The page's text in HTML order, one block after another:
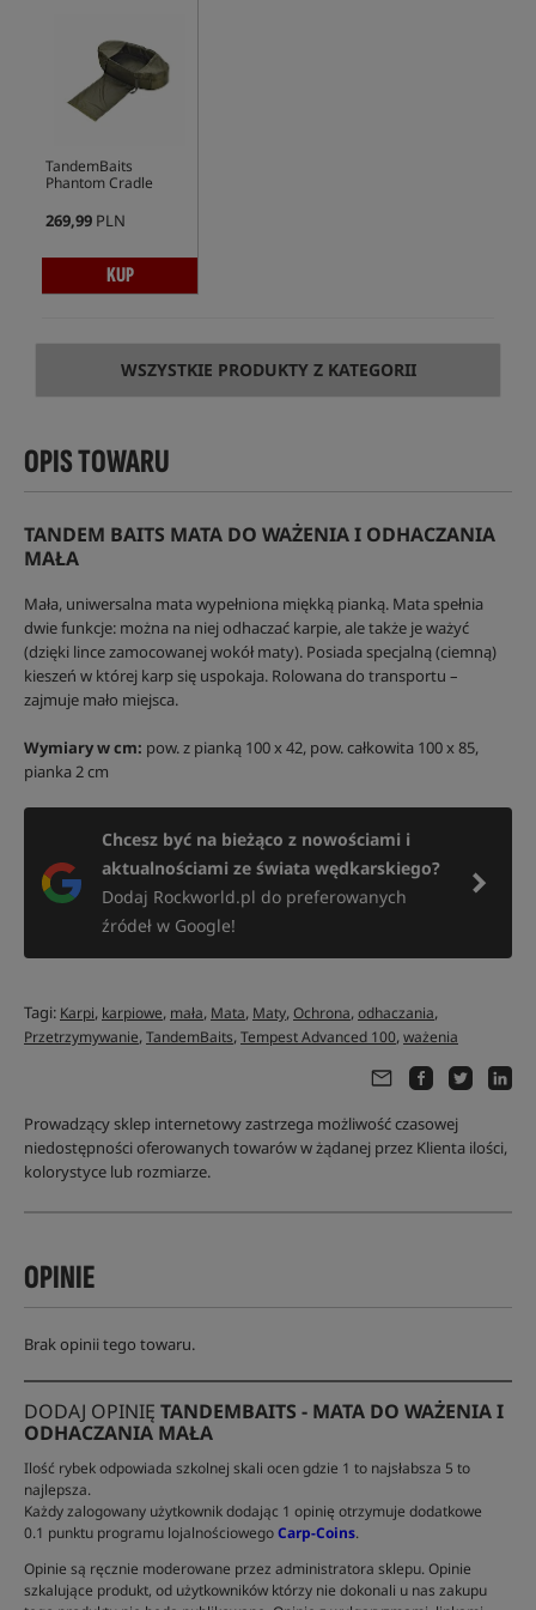
TandemBaits
Phantom Cradle
269,99 PLN
KUP
WSZYSTKIE PRODUKTY Z KATEGORII
OPIS TOWARU
TANDEM BAITS MATA DO WAŻENIA I ODHACZANIA
MAŁA
Mała, uniwersalna mata wypełniona miękką pianką. Mata spełnia
dwie funkcje: można na niej odhaczać karpie, ale także je ważyć
(dzięki lince zamocowanej wokół maty). Posiada specjalną (ciemną)
kieszeń w której karp się uspokaja. Rolowana do transportu –
zajmuje mało miejsca.
Wymiary w cm: pow. z pianką 100 x 42, pow. całkowita 100 x 85,
pianka 2 cm
Chcesz być na bieżąco z nowościami i
aktualnościami ze świata wędkarskiego?
Dodaj Rockworld.pl do preferowanych
źródeł w Google!
Tagi: Karpi, karpiowe, mała, Mata, Maty,Ochrona,odhaczania,
Przetrzymywanie,TandemBaits,Tempest Advanced 100,ważenia
Prowadzący sklep internetowy zastrzega możliwość czasowej
niedostępności oferowanych towarów w żądanej przez Klienta ilości,
kolorystyce lub rozmiarze.
OPINIE
Brak opinii tego towaru.
DODAJ OPINIĘ TANDEMBAITS - MATA DO WAŻENIA I
ODHACZANIA MAŁA
Ilość rybek odpowiada szkolnej skali ocen gdzie 1 to najsłabsza 5 to
najlepsza.
Każdy zalogowany użytkownik dodając 1 opinię otrzymuje dodatkowe
0.1 punktu programu lojalnościowegoCarp-Coins.
Opinie są ręcznie moderowane przez administratora sklepu. Opinie
szkalujące produkt, od użytkowników którzy nie dokonali u nas zakupu